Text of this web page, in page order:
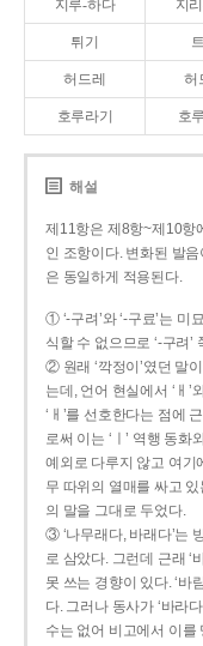
지루-하다 지
튀기
허드레 허
호루라기 호
해설
제11항은 제8항~제10항
인 조항이다. 변화된 발
은 동일하게 적용된다.
① ‘-구려’와 ‘-구료’는 미
식할 수 없으므로 ‘-구려’
② 원래 ‘깍정이’였던 말
는데, 언어 현실에서 ‘ㅐ’
‘ㅐ’를 선호한다는 점에
로써 이는 ‘ㅣ’ 역행 동
예외로 다루지 않고 여기
무 따위의 열매를 싸고 있
의 말을 그대로 두었다.
③ ‘나무래다, 바래다’는
로 삼았다. 그런데 근래 ‘
못 쓰는 경향이 있다. ‘바
다. 그러나 동사가 ‘바라
수는 없어 비고에서 이를